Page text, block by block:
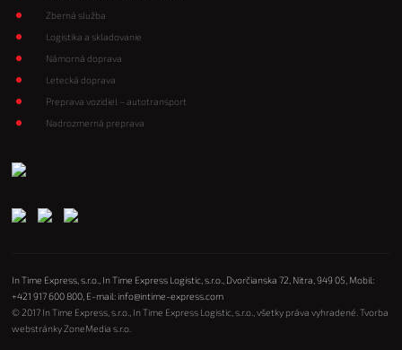
Zberná služba
Logistika a skladovanie
Námorná doprava
Letecká doprava
Preprava vozidiel – autotransport
Nadrozmerná preprava
In Time Express, s.r.o., In Time Express Logistic, s.r.o., Dvorčianska 72, Nitra, 949 05, Mobil:
+421 917 600 800 , E-mail: info@intime-express.com
© 2017 In Time Express, s.r.o., In Time Express Logistic, s.r.o., všetky práva vyhradené. Tvorba
webstránky ZoneMedia s.r.o.